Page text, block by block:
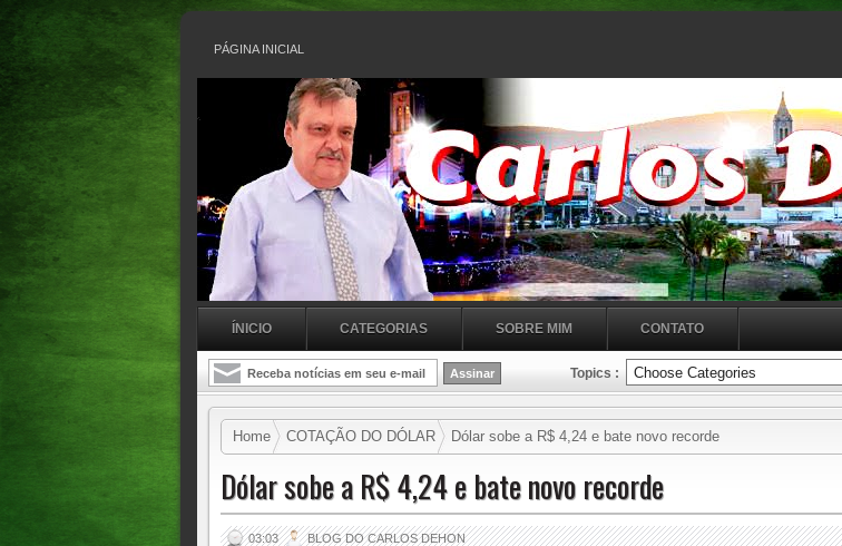
PÁGINA INICIAL
ÍNICIO CATEGORIAS SOBRE MIM CONTATO
Topics :
Home COTAÇÃO DO DÓLAR Dólar sobe a R$ 4,24 e bate novo recorde
Dólar sobe a R$ 4,24 e bate novo recorde
03:03
BLOG DO CARLOS DEHON